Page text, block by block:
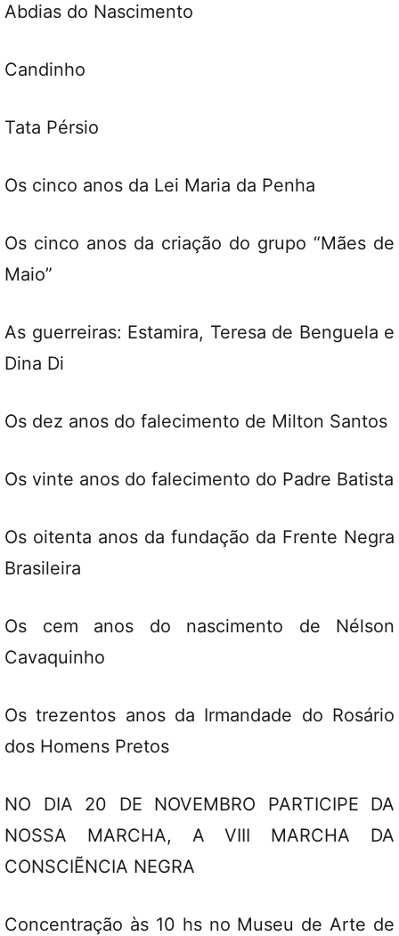
Abdias do Nascimento
Candinho
Tata Pérsio
Os cinco anos da Lei Maria da Penha
Os cinco anos da criação do grupo “Mães de
Maio”
As guerreiras: Estamira, Teresa de Benguela e
Dina Di
Os dez anos do falecimento de Milton Santos
Os vinte anos do falecimento do Padre Batista
Os oitenta anos da fundação da Frente Negra
Brasileira
Os cem anos do nascimento de Nélson
Cavaquinho
Os trezentos anos da Irmandade do Rosário
dos Homens Pretos
NO DIA 20 DE NOVEMBRO PARTICIPE DA
NOSSA MARCHA, A VIII MARCHA DA
CONSCIẼNCIA NEGRA
Concentração às 10 hs no Museu de Arte de